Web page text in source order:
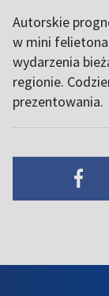
Autorskie
w mini
wydarzenia
regionie.
prezentowania.